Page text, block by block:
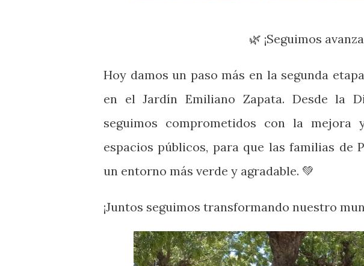
🌿 ¡Seguimos
Hoy damos un paso más en la segunda
en el Jardín Emiliano Zapata. Desde la
seguimos comprometidos con la mejora
espacios públicos, para que las familias de
un entorno más verde y agradable. 💚
¡Juntos seguimos transformando nuestro